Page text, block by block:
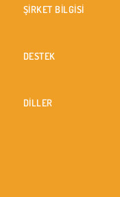
ŞİRKET BİLGİSİ
DESTEK
DİLLER